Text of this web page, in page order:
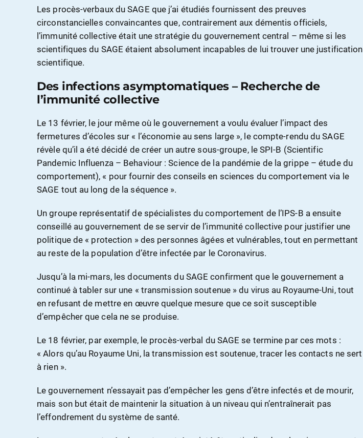
Les procès-verbaux du SAGE que j’ai étudiés fournissent des preuves
circonstancielles convaincantes que, contrairement aux démentis officiels,
l’immunité collective était une stratégie du gouvernement central – même si les
scientifiques du SAGE étaient absolument incapables de lui trouver une justification
scientifique.
Des infections asymptomatiques – Recherche de
l’immunité collective
Le 13 février, le jour même où le gouvernement a voulu évaluer l’impact des
fermetures d’écoles sur « l’économie au sens large », le compte-rendu du SAGE
révèle qu’il a été décidé de créer un autre sous-groupe, le SPI-B (Scientific
Pandemic Influenza – Behaviour : Science de la pandémie de la grippe – étude du
comportement), « pour fournir des conseils en sciences du comportement via le
SAGE tout au long de la séquence ».
Un groupe représentatif de spécialistes du comportement de l’IPS-B a ensuite
conseillé au gouvernement de se servir de l’immunité collective pour justifier une
politique de « protection » des personnes âgées et vulnérables, tout en permettant
au reste de la population d’être infectée par le Coronavirus.
Jusqu’à la mi-mars, les documents du SAGE confirment que le gouvernement a
continué à tabler sur une « transmission soutenue » du virus au Royaume-Uni, tout
en refusant de mettre en œuvre quelque mesure que ce soit susceptible
d’empêcher que cela ne se produise.
Le 18 février, par exemple, le procès-verbal du SAGE se termine par ces mots :
« Alors qu’au Royaume Uni, la transmission est soutenue, tracer les contacts ne sert
à rien ».
Le gouvernement n’essayait pas d’empêcher les gens d’être infectés et de mourir,
mais son but était de maintenir la situation à un niveau qui n’entraînerait pas
l’effondrement du système de santé.